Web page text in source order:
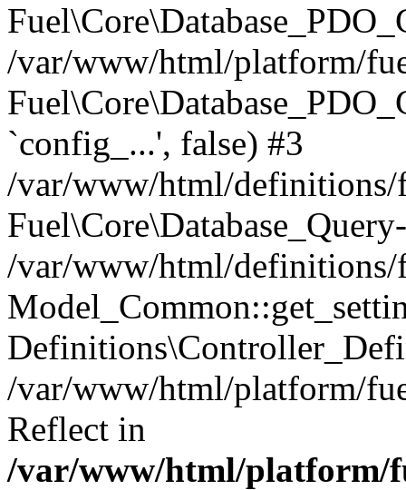
/var/www/html/platform/
`config_...', false) #3
/var/www/html/definitions/
/var/www/html/definitions/
/var/www/html/platform/
Reflect in
/var/www/html/platform/